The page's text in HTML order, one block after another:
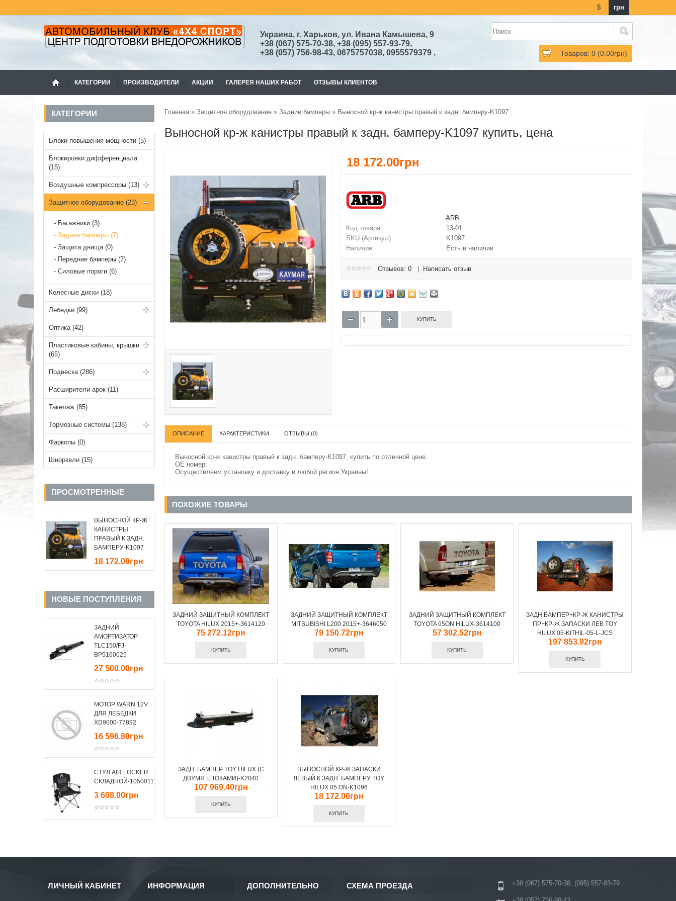
$ грн
Товаров: 0 (0.00грн)
Украина, г. Харьков, ул. Ивана Камышева, 9
+38 (067) 575-70-38, +38 (095) 557-93-79,
+38 (057) 756-98-43, 0675757038, 0955579379 ,
КАТЕГОРИИ ПРОИЗВОДИТЕЛИ АКЦИИ ГАЛЕРЕЯ НАШИХ РАБОТ ОТЗЫВЫ КЛИЕНТОВ
КАТЕГОРИИ
Блоки повышения мощности (5)
Блокировки дифференциала
(15)
Воздушные компрессоры (13)
Защитное оборудование (23)
Багажники (3)
Задние бамперы (7)
Защита днища (0)
Передние бамперы (7)
Силовые пороги (6)
Колесные диски (18)
Лебедки (99)
Оптика (42)
Пластиковые кабины, крышки
(65)
Подвеска (286)
Расширители арок (11)
Такелаж (85)
Тормозные системы (138)
Фаркопы (0)
Шноркели (15)
ПРОСМОТРЕННЫЕ
ВЫНОСНОЙ КР-Ж
КАНИСТРЫ
ПРАВЫЙ К ЗАДН.
БАМПЕРУ-K1097
18 172.00грн
НОВЫЕ ПОСТУПЛЕНИЯ
ЗАДНИЙ
АМОРТИЗАТОР
TLC150/FJ-
BP5160025
27 500.00грн
МОТОР WARN 12V
ДЛЯ ЛЕБЕДКИ
XD9000-77892
16 596.80грн
СТУЛ AIR LOCKER
СКЛАДНОЙ-10500111
3 608.00грн
Главная » Защитное оборудование » Задние бамперы » Выносной кр-ж канистры правый к задн. бамперу-K1097
Выносной кр-ж канистры правый к задн. бамперу-K1097 купить, цена
18 172.00грн
ARB
Код товара:
13-01
SKU (Артикул):
K1097
Наличие:
Есть в наличии
Отзывов: 0 Написать отзыв
ОПИСАНИЕ ХАРАКТЕРИСТИКИ ОТЗЫВЫ (0)
Выносной кр-ж канистры правый к задн. бамперу-K1097, купить по отличной цене.
OE номер:
Осуществляем установку и доставку в любой регион Украины!
ПОХОЖИЕ ТОВАРЫ
ЗАДНИЙ ЗАЩИТНЫЙ КОМПЛЕКТ
TOYOTA HILUX 2015+-3614120
75 272.12грн
ЗАДНИЙ ЗАЩИТНЫЙ КОМПЛЕКТ
MITSUBISHI L200 2015+-3646050
79 150.72грн
ЗАДНИЙ ЗАЩИТНЫЙ КОМПЛЕКТ
TOYOTA 05ON HILUX-3614100
57 302.52грн
ЗАДН.БАМПЕР+КР-Ж КАНИСТРЫ
ПР+КР-Ж ЗАПАСКИ ЛЕВ TOY
HILUX 05-KITHIL-05-L-JCS
197 853.92грн
ЗАДН. БАМПЕР TOY HILUX (C
ДВУМЯ ШТОКАМИ)-K2040
107 969.40грн
ВЫНОСНОЙ КР-Ж ЗАПАСКИ
ЛЕВЫЙ К ЗАДН. БАМПЕРУ TOY
HILUX 05 ON-K1096
18 172.00грн
ЛИЧНЫЙ КАБИНЕТ ИНФОРМАЦИЯ ДОПОЛНИТЕЛЬНО СХЕМА ПРОЕЗДА +38 (067) 575-70-38, (095) 557-93-79